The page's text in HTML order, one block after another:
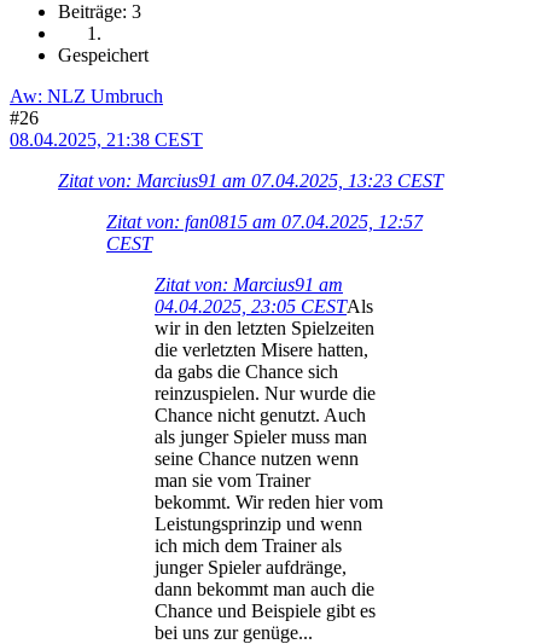
Beiträge: 3
Gespeichert
Aw: NLZ Umbruch
#26
08.04.2025, 21:38 CEST
Zitat von: Marcius91 am 07.04.2025, 13:23 CEST
Zitat von: fan0815 am 07.04.2025, 12:57
CEST
Zitat von: Marcius91 am
04.04.2025, 23:05 CESTAls
wir in den letzten Spielzeiten
die verletzten Misere hatten,
da gabs die Chance sich
reinzuspielen. Nur wurde die
Chance nicht genutzt. Auch
als junger Spieler muss man
seine Chance nutzen wenn
man sie vom Trainer
bekommt. Wir reden hier vom
Leistungsprinzip und wenn
ich mich dem Trainer als
junger Spieler aufdränge,
dann bekommt man auch die
Chance und Beispiele gibt es
bei uns zur genüge...